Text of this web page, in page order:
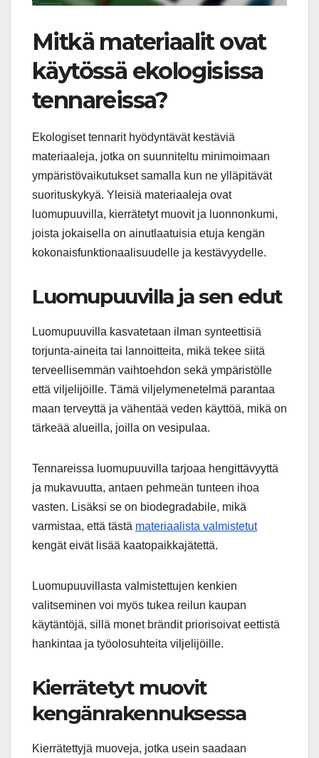
Mitkä materiaalit ovat
käytössä ekologisissa
tennareissa?
Ekologiset tennarit hyödyntävät kestäviä
materiaaleja, jotka on suunniteltu minimoimaan
ympäristövaikutukset samalla kun ne ylläpitävät
suorituskykyä. Yleisiä materiaaleja ovat
luomupuuvilla, kierrätetyt muovit ja luonnonkumi,
joista jokaisella on ainutlaatuisia etuja kengän
kokonaisfunktionaalisuudelle ja kestävyydelle.
Luomupuuvilla ja sen edut
Luomupuuvilla kasvatetaan ilman synteettisiä
torjunta-aineita tai lannoitteita, mikä tekee siitä
terveellisemmän vaihtoehdon sekä ympäristölle
että viljelijöille. Tämä viljelymenetelmä parantaa
maan terveyttä ja vähentää veden käyttöä, mikä on
tärkeää alueilla, joilla on vesipulaa.
Tennareissa luomupuuvilla tarjoaa hengittävyyttä
ja mukavuutta, antaen pehmeän tunteen ihoa
vasten. Lisäksi se on biodegradabile, mikä
varmistaa, että tästä materiaalista valmistetut
kengät eivät lisää kaatopaikkajätettä.
Luomupuuvillasta valmistettujen kenkien
valitseminen voi myös tukea reilun kaupan
käytäntöjä, sillä monet brändit priorisoivat eettistä
hankintaa ja työolosuhteita viljelijöille.
Kierrätetyt muovit
kengänrakennuksessa
Kierrätettyjä muoveja, jotka usein saadaan